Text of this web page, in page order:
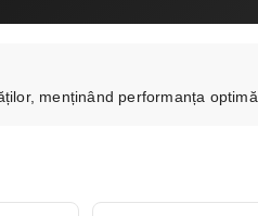
menținând performanța optimă.